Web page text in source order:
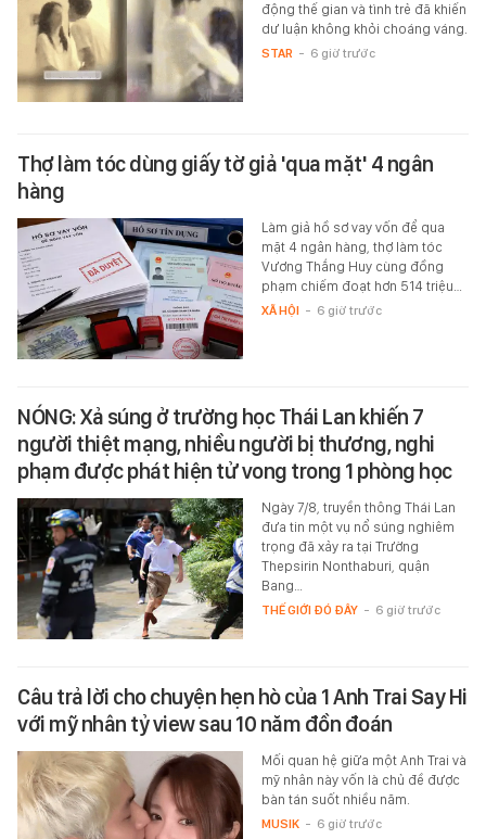
động thế gian và tình trẻ đã khiến
dư luận không khỏi choáng váng.
STAR - 6 giờ trước
Thợ làm tóc dùng giấy tờ giả 'qua mặt' 4 ngân
hàng
Làm giả hồ sơ vay vốn để qua
mặt 4 ngân hàng, thợ làm tóc
Vương Thắng Huy cùng đồng
phạm chiếm đoạt hơn 514 triệu…
XÃ HỘI - 6 giờ trước
NÓNG: Xả súng ở trường học Thái Lan khiến 7
người thiệt mạng, nhiều người bị thương, nghi
phạm được phát hiện tử vong trong 1 phòng học
Ngày 7/8, truyền thông Thái Lan
đưa tin một vụ nổ súng nghiêm
trọng đã xảy ra tại Trường
Thepsirin Nonthaburi, quận
Bang…
THẾ GIỚI ĐÓ ĐÂY - 6 giờ trước
Câu trả lời cho chuyện hẹn hò của 1 Anh Trai Say Hi
với mỹ nhân tỷ view sau 10 năm đồn đoán
Mối quan hệ giữa một Anh Trai và
mỹ nhân này vốn là chủ đề được
bàn tán suốt nhiều năm.
MUSIK - 6 giờ trước